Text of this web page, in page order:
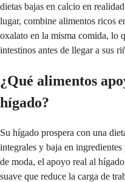
dietas bajas en calcio en
lugar, combine alimentos ricos
oxalato en la misma comida, lo
intestinos antes de llegar a sus
¿Qué alimentos
hígado?
Su hígado prospera con una
integrales y baja en
de moda, el apoyo real al
suave que reduce la carga de